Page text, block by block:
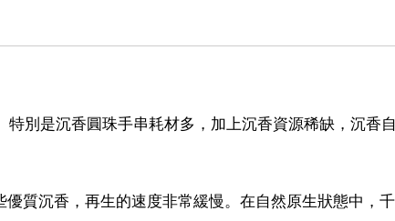
別是沉香圓珠手串耗材多，加上沉香資源稀缺，沉香
質沉香，再生的速度非常緩慢。在自然原生狀態中，